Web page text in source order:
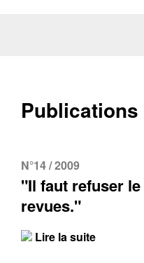
Publications
N°14 / 2009
"Il faut refuser
revues."
Lire la suite